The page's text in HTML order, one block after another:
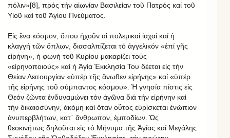
πόλιν»[8], πρός τήν αἰωνίαν Βασιλείαν τοῦ Πατρός καί τοῦ
Υἱοῦ καί τοῦ Ἁγίου Πνεύματος.
Εἰς ἕνα κόσμον, ὅπου ἠχοῦν αἱ πολεμικαί ἰαχαί καί ἡ
κλαγγή τῶν ὅπλων, διασαλπίζεται τό ἀγγελικόν «ἐπί γῆς
εἰρήνη», ἡ φωνή τοῦ Κυρίου μακαρίζει τούς
«εἰρηνοποιούς» καί ἡ Ἁγία Ἐκκλησία Του δέεται εἰς τήν
Θείαν Λειτουργίαν «ὑπέρ τῆς ἄνωθεν εἰρήνης» καί «ὑπέρ
τῆς εἰρήνης τοῦ σύμπαντος κόσμου». Ἡ γνησία πίστις εἰς
Θεόν ζῶντα ἐνδυναμώνει τόν ἀγῶνα διά τήν εἰρήνην καί
τήν δικαιοσύνην, ἀκόμη καί ὅταν οὗτος εὑρίσκεται ἐνώπιον
ἀνυπερβλήτων, κατ᾿ ἄνθρωπον, ἐμποδίων. Ὡς
θεοκινήτως δηλοῦται εἰς τό Μήνυμα τῆς Ἁγίας καί Μεγάλης